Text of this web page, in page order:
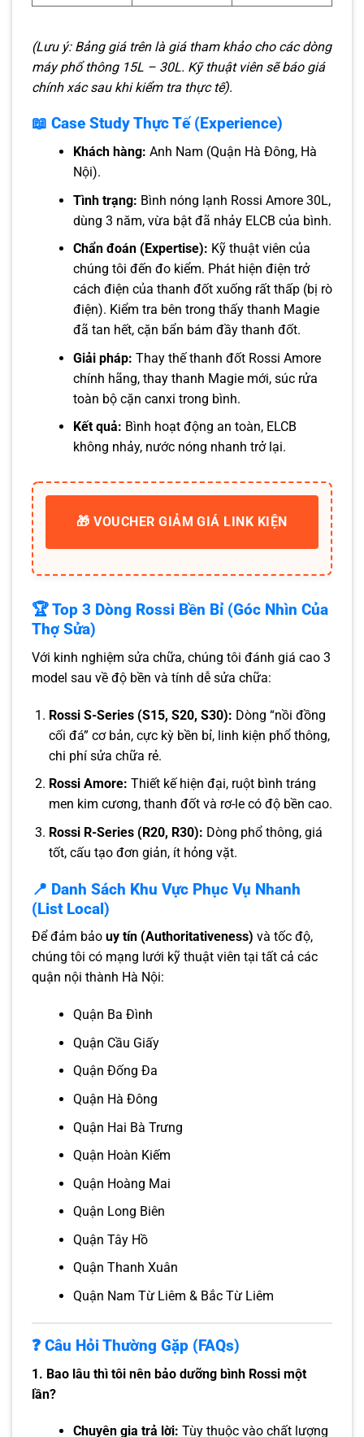
(Lưu ý: Bảng giá trên là giá tham khảo cho các dòng
máy phổ thông 15L – 30L. Kỹ thuật viên sẽ báo giá
chính xác sau khi kiểm tra thực tế).
📖 Case Study Thực Tế (Experience)
Khách hàng: Anh Nam (Quận Hà Đông, Hà
Nội).
Tình trạng: Bình nóng lạnh Rossi Amore 30L,
dùng 3 năm, vừa bật đã nhảy ELCB của bình.
Chẩn đoán (Expertise): Kỹ thuật viên của
chúng tôi đến đo kiểm. Phát hiện điện trở
cách điện của thanh đốt xuống rất thấp (bị rò
điện). Kiểm tra bên trong thấy thanh Magie
đã tan hết, cặn bẩn bám đầy thanh đốt.
Giải pháp: Thay thế thanh đốt Rossi Amore
chính hãng, thay thanh Magie mới, súc rửa
toàn bộ cặn canxi trong bình.
Kết quả: Bình hoạt động an toàn, ELCB
không nhảy, nước nóng nhanh trở lại.
🎁 VOUCHER GIẢM GIÁ LINK KIỆN
🏆 Top 3 Dòng Rossi Bền Bỉ (Góc Nhìn Của
Thợ Sửa)
Với kinh nghiệm sửa chữa, chúng tôi đánh giá cao 3
model sau về độ bền và tính dễ sửa chữa:
Rossi S-Series (S15, S20, S30): Dòng “nồi đồng
cối đá” cơ bản, cực kỳ bền bỉ, linh kiện phổ thông,
chi phí sửa chữa rẻ.
Rossi Amore: Thiết kế hiện đại, ruột bình tráng
men kim cương, thanh đốt và rơ-le có độ bền cao.
Rossi R-Series (R20, R30): Dòng phổ thông, giá
tốt, cấu tạo đơn giản, ít hỏng vặt.
📍 Danh Sách Khu Vực Phục Vụ Nhanh
(List Local)
Để đảm bảo uy tín (Authoritativeness) và tốc độ,
chúng tôi có mạng lưới kỹ thuật viên tại tất cả các
quận nội thành Hà Nội:
Quận Ba Đình
Quận Cầu Giấy
Quận Đống Đa
Quận Hà Đông
Quận Hai Bà Trưng
Quận Hoàn Kiếm
Quận Hoàng Mai
Quận Long Biên
Quận Tây Hồ
Quận Thanh Xuân
Quận Nam Từ Liêm & Bắc Từ Liêm
❓ Câu Hỏi Thường Gặp (FAQs)
1. Bao lâu thì tôi nên bảo dưỡng bình Rossi một
lần?
Chuyên gia trả lời: Tùy thuộc vào chất lượng